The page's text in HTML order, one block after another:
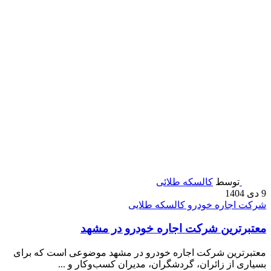
توسط کالسکه طلائی
9 دی 1404
شرکت اجاره خودرو کالسکه طلایی
معتبرترین شرکت اجاره خودرو در مشهد
معتبرترین شرکت اجاره خودرو در مشهد موضوعی است که برای
بسیاری از زائران، گردشگران، مدیران کسب‌وکار و ...